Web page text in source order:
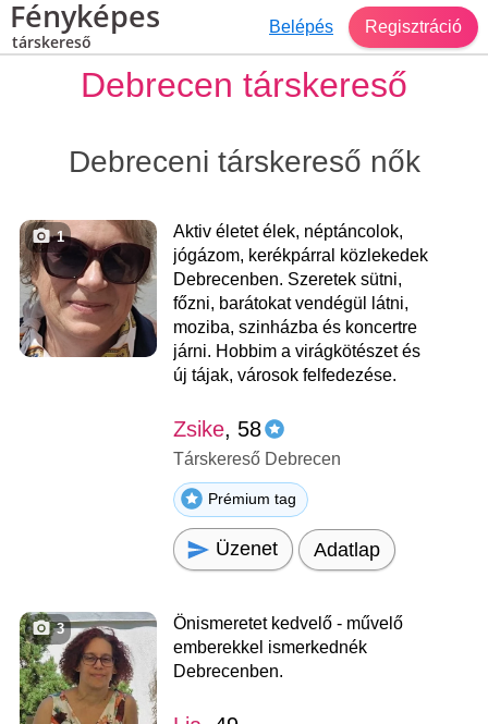
Fényképes
társkereső
Belépés Regisztráció
Debrecen társkereső
Debreceni társkereső nők
1
Aktiv életet élek, néptáncolok,
jógázom, kerékpárral közlekedek
Debrecenben. Szeretek sütni,
főzni, barátokat vendégül látni,
moziba, szinházba és koncertre
járni. Hobbim a virágkötészet és
új tájak, városok felfedezése.
Zsike, 58
Társkereső Debrecen
Prémium tag
Üzenet Adatlap
3
Önismeretet kedvelő - művelő
emberekkel ismerkednék
Debrecenben.